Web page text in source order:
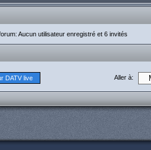
Aucun utilisateur enregistré et 6 invités
DATV live Aller à: